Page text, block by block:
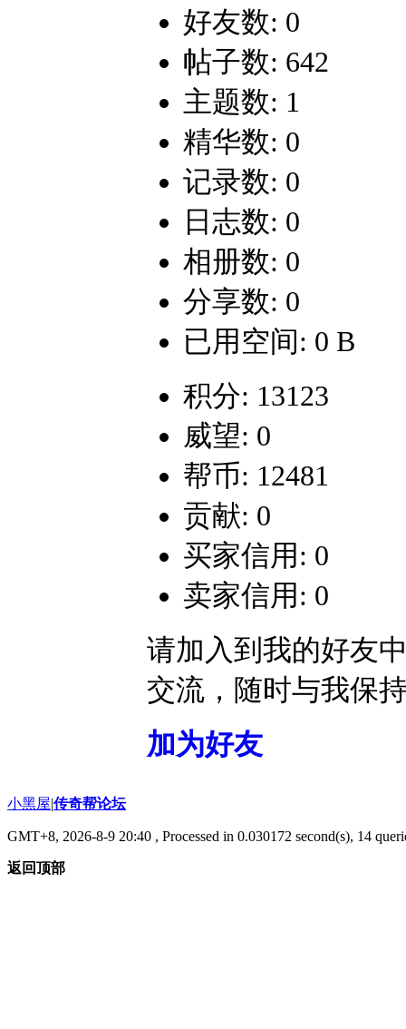
好友数: 0
帖子数: 642
主题数: 1
精华数: 0
记录数: 0
日志数: 0
相册数: 0
分享数: 0
已用空间: 0 B
积分: 13123
威望: 0
帮币: 12481
贡献: 0
买家信用: 0
卖家信用: 0
请加入到我的好友
交流，随时与我保
加为好友
小黑屋|传奇帮论坛
GMT+8, 2026-8-9 20:40 , Processed in 0.030172 second(s), 14
返回顶部